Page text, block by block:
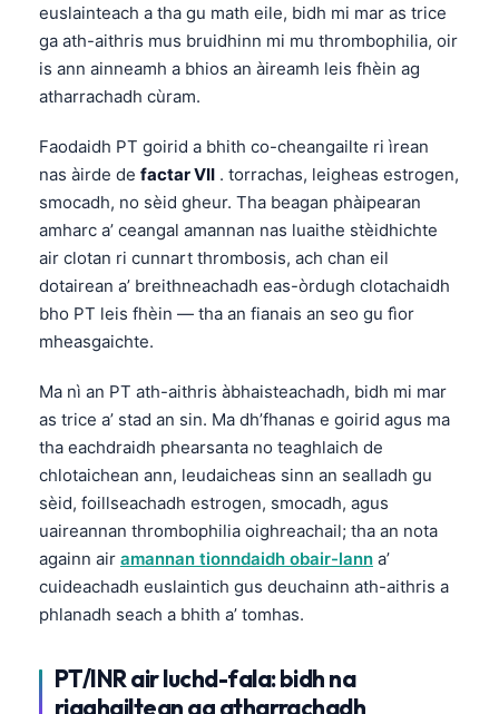
euslainteach a tha gu math eile, bidh mi mar as trice
ga ath-aithris mus bruidhinn mi mu thrombophilia, oir
is ann ainneamh a bhios an àireamh leis fhèin ag
atharrachadh cùram.
Faodaidh PT goirid a bhith co-cheangailte ri ìrean
nas àirde de factar VII . torrachas, leigheas estrogen,
smocadh, no sèid gheur. Tha beagan phàipearan
amharc a’ ceangal amannan nas luaithe stèidhichte
air clotan ri cunnart thrombosis, ach chan eil
dotairean a’ breithneachadh eas-òrdugh clotachaidh
bho PT leis fhèin — tha an fianais an seo gu fìor
mheasgaichte.
Ma nì an PT ath-aithris àbhaisteachadh, bidh mi mar
as trice a’ stad an sin. Ma dh’fhanas e goirid agus ma
tha eachdraidh phearsanta no teaghlaich de
chlotaichean ann, leudaicheas sinn an sealladh gu
sèid, foillseachadh estrogen, smocadh, agus
uaireannan thrombophilia oighreachail; tha an nota
againn air amannan tionndaidh obair-lann a’
cuideachadh euslaintich gus deuchainn ath-aithris a
phlanadh seach a bhith a’ tomhas.
PT/INR air luchd-fala: bidh na
riaghailtean ag atharrachadh